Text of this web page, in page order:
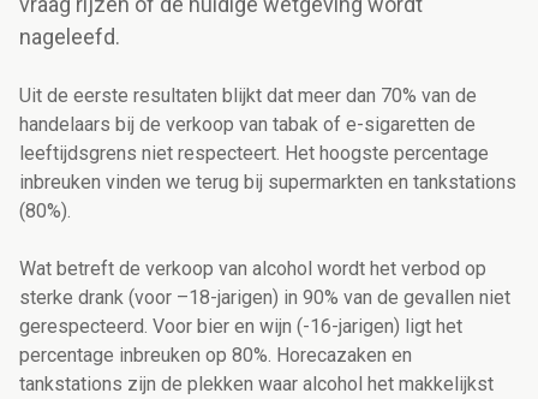
nageleefd.
Uit de eerste resultaten blijkt dat meer dan 70% van de
handelaars bij de verkoop van tabak of e-sigaretten de
leeftijdsgrens niet respecteert. Het hoogste percentage
inbreuken vinden we terug bij supermarkten en tankstations
(80%).
Wat betreft de verkoop van alcohol wordt het verbod op
sterke drank (voor –18-jarigen) in 90% van de gevallen niet
gerespecteerd. Voor bier en wijn (-16-jarigen) ligt het
percentage inbreuken op 80%. Horecazaken en
tankstations zijn de plekken waar alcohol het makkelijkst